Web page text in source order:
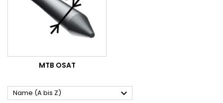
MTB OSAT
Name (A bis Z) 